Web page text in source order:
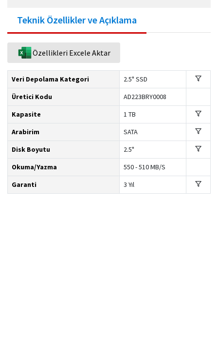
Teknik Özellikler ve Açıklama
Özellikleri Excele Aktar
Veri Depolama Kategori
2.5" SSD
Üretici Kodu
AD223BRY0008
Kapasite
1 TB
Arabirim
SATA
Disk Boyutu
2.5"
Okuma/Yazma
550 - 510 MB/S
Garanti
3 Yıl